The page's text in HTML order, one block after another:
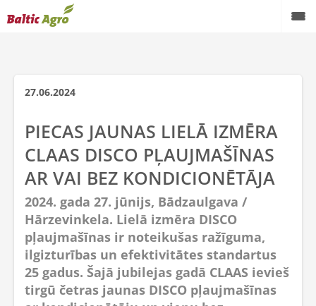
27.06.2024
PIECAS JAUNAS LIELĀ IZMĒRA
CLAAS DISCO PĻAUJMAŠĪNAS
AR VAI BEZ KONDICIONĒTĀJA
2024. gada 27. jūnijs, Bādzaulgava /
Hārzevinkela. Lielā izmēra DISCO
pļaujmašīnas ir noteikušas ražīguma,
ilgizturības un efektivitātes standartus
25 gadus. Šajā jubilejas gadā CLAAS ievieš
tirgū četras jaunas DISCO pļaujmašīnas